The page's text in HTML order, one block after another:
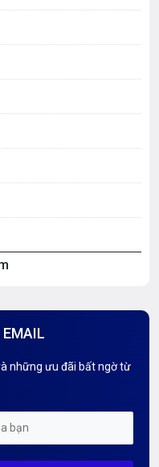
những ưu đãi bất ngờ từ